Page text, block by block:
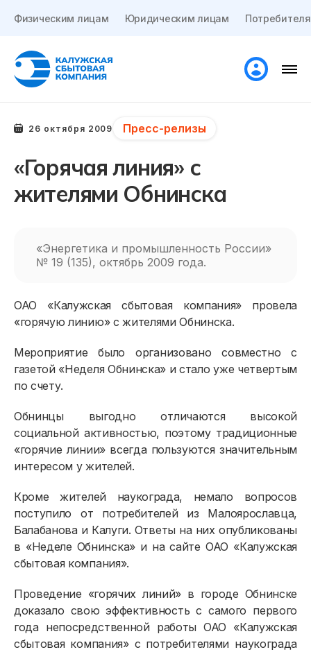
Физическим лицам Юридическим лицам
26 октября 2009 Пресс-релизы
«Горячая линия» с
жителями Обнинска
«Энергетика и промышленность России»
№ 19 (135), октябрь 2009 года.
ОАО «Калужская сбытовая компания» провела
«горячую линию» с жителями Обнинска.
Мероприятие было организовано совместно с
газетой «Неделя Обнинска» и стало уже четвертым
по счету.
Обнинцы выгодно отличаются высокой
социальной активностью, поэтому традиционные
«горячие линии» всегда пользуются значительным
интересом у жителей.
Кроме жителей наукограда, немало вопросов
поступило от потребителей из Малоярославца,
Балабанова и Калуги. Ответы на них опубликованы
в «Неделе Обнинска» и на сайте ОАО «Калужская
сбытовая компания».
Проведение «горячих линий» в городе Обнинске
доказало свою эффективность с самого первого
года непосредственной работы ОАО «Калужская
сбытовая компания» с потребителями наукограда